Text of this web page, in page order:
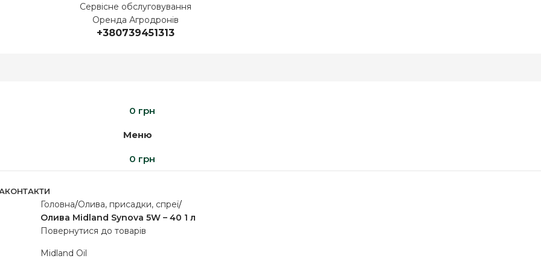
Сервісне обслуговування
Оренда Агродронів
+380739451313
0 грн
Меню
0 грн
КОНТАКТИ
Головна Олива, присадки, спреї
Олива Midland Synova 5W – 40 1 л
Повернутися до товарів
Midland Oil